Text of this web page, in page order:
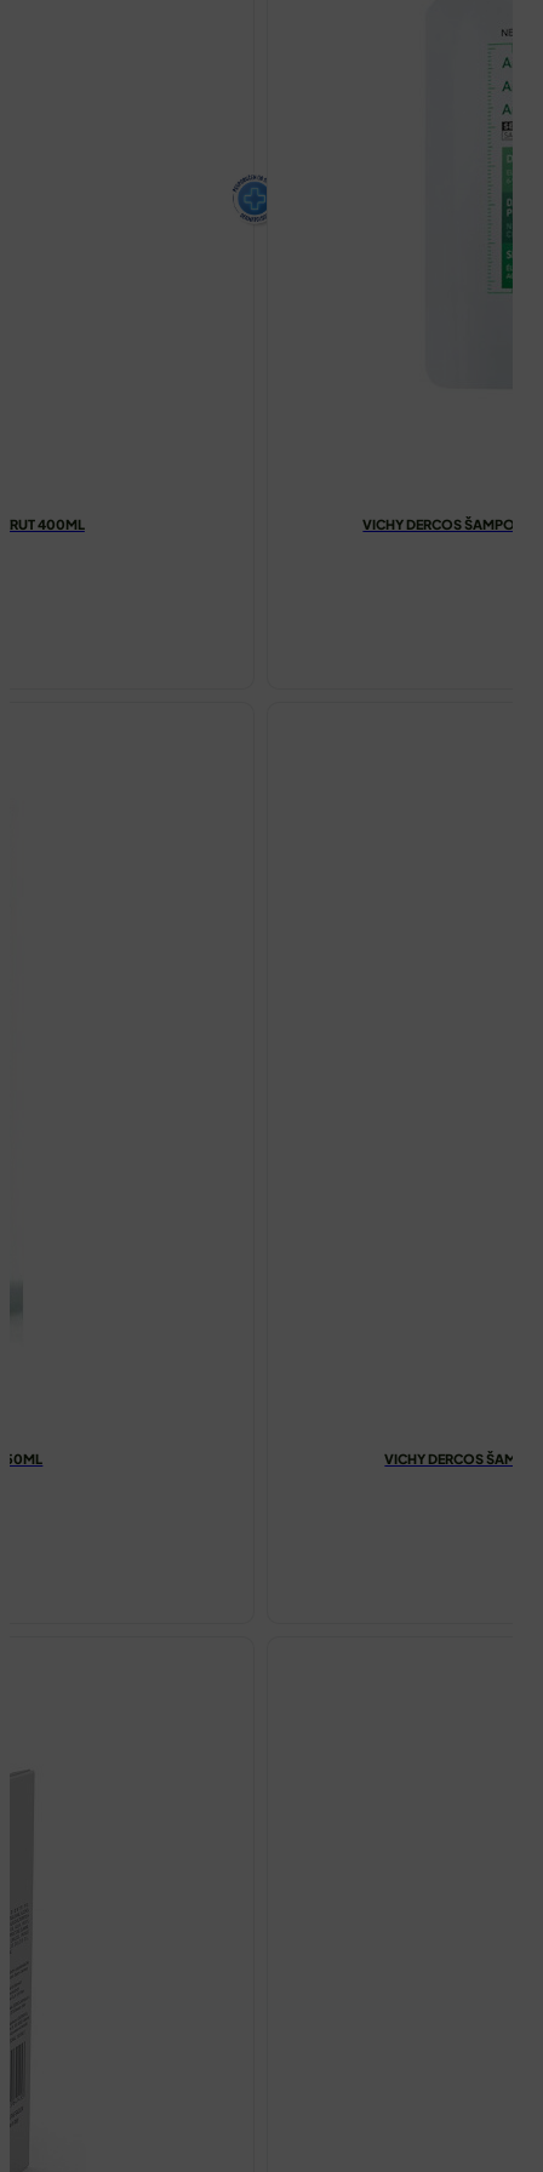
400ML VICHY DERCOS ŠAMPON
VICHY DERCOS